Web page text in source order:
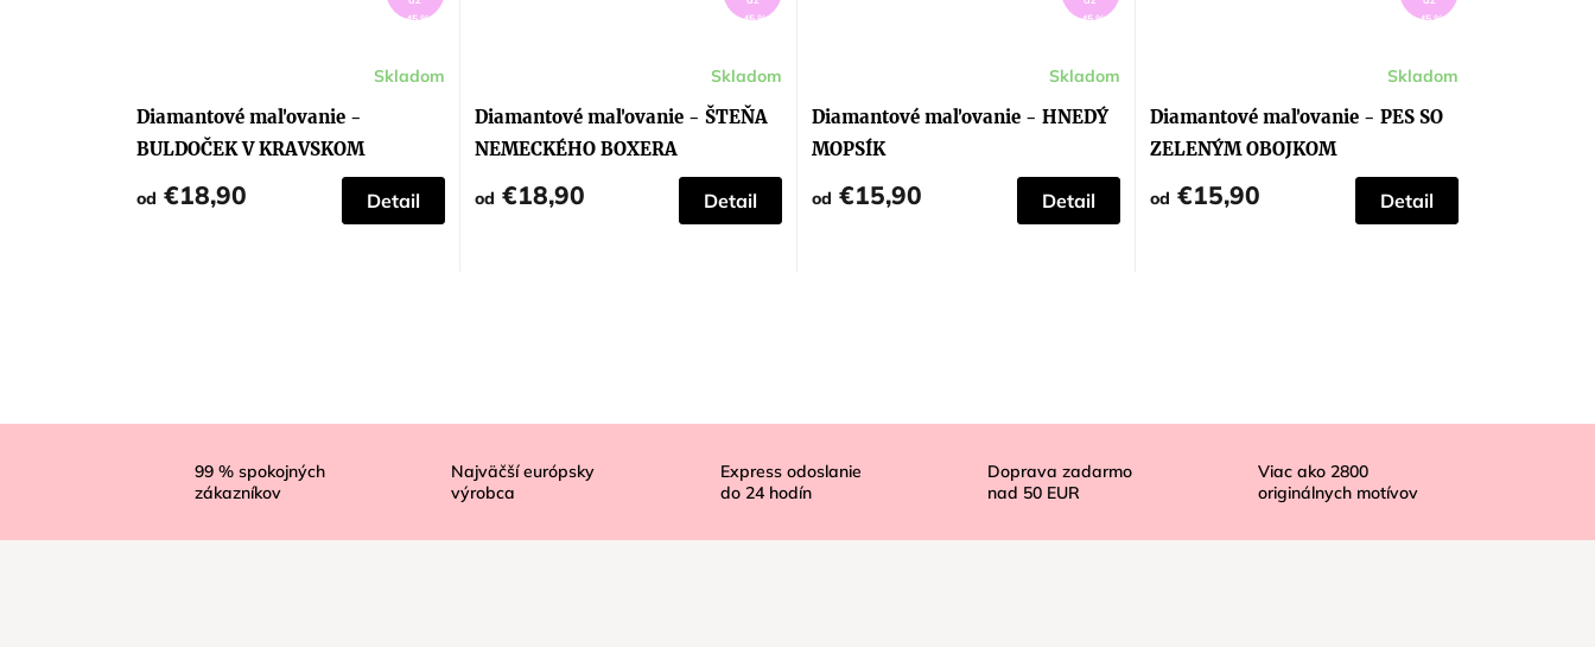
–45 %
Diamantové maľovanie -
BULDOČEK V KRAVSKOM
PRESTROJENÍ
Skladom
od €18,90 Detail
–45 %
Diamantové maľovanie - ŠTEŇA
NEMECKÉHO BOXERA
Skladom
od €18,90 Detail
–45 %
Diamantové maľovanie - HNEDÝ
MOPSÍK
Skladom
od €15,90 Detail
–45 %
Diamantové maľovanie - PES SO
ZELENÝM OBOJKOM
Skladom
od €15,90 Detail
ä
99% spokojných
zákazníkov
Najväčší európsky
výrobca
Express odoslanie
do 24 hodín
Doprava zadarmo
nad 50 EUR
Viac ako 2800
originálnych motívov